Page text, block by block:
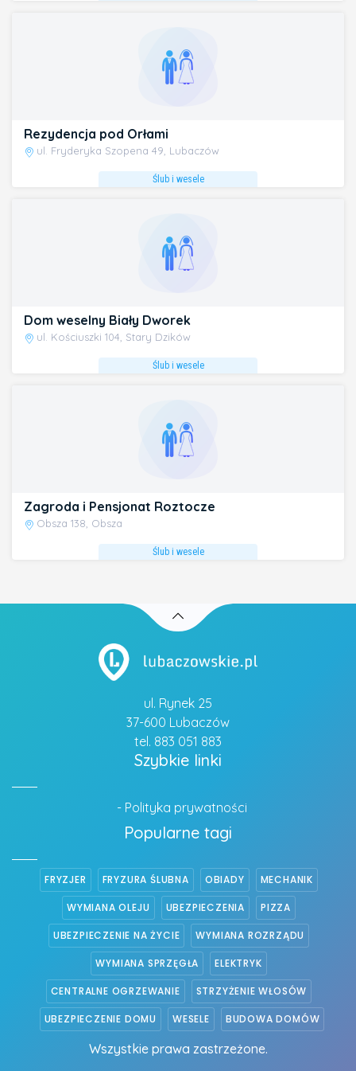
Rezydencja pod Orłami
ul. Fryderyka Szopena 49, Lubaczów
Ślub i wesele
Dom weselny Biały Dworek
ul. Kościuszki 104, Stary Dzików
Ślub i wesele
Zagroda i Pensjonat Roztocze
Obsza 138, Obsza
Ślub i wesele
ul. Rynek 25
37-600 Lubaczów
tel. 883 051 883
Szybkie linki
- Polityka prywatności
Popularne tagi
FRYZJER FRYZURA ŚLUBNA OBIADY MECHANIK
WYMIANA OLEJU UBEZPIECZENIA PIZZA
UBEZPIECZENIE NA ŻYCIE WYMIANA ROZRZĄDU
WYMIANA SPRZĘGŁA ELEKTRYK
CENTRALNE OGRZEWANIE STRZYŻENIE WŁOSÓW
UBEZPIECZENIE DOMU WESELE BUDOWA DOMÓW
Wszystkie prawa zastrzeżone.